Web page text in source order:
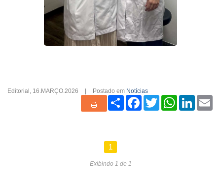
Editorial , 16.MARÇO.2026 Postado em Notícias
ShareFacebook
TwitterWhatsApp
1
Exibindo 1 de 1